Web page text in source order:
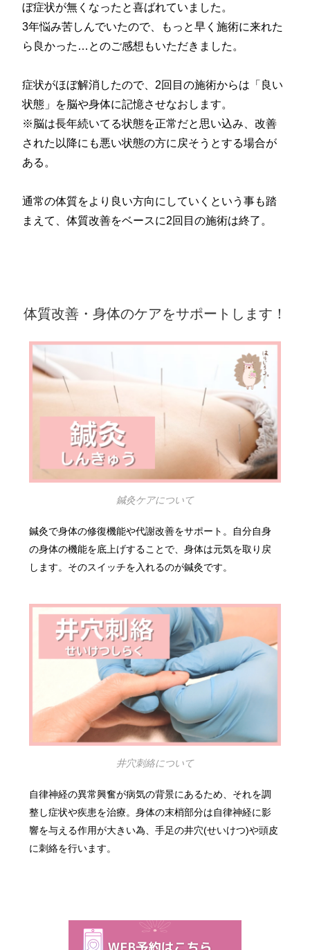
ぼ症状が無くなったと喜ばれていました。
3年悩み苦しんでいたので、もっと早く施術に来れた
ら良かった…とのご感想もいただきました。
症状がほぼ解消したので、2回目の施術からは「良い
状態」を脳や身体に記憶させなおします。
※脳は長年続いてる状態を正常だと思い込み、改善
された以降にも悪い状態の方に戻そうとする場合が
ある。
通常の体質をより良い方向にしていくという事も踏
まえて、体質改善をベースに2回目の施術は終了。
体質改善・身体のケアをサポートします！
鍼灸ケアについて
鍼灸で身体の修復機能や代謝改善をサポート。自分自身
の身体の機能を底上げすることで、身体は元気を取り戻
します。そのスイッチを入れるのが鍼灸です。
井穴刺絡について
自律神経の異常興奮が病気の背景にあるため、それを調
整し症状や疾患を治療。身体の末梢部分は自律神経に影
響を与える作用が大きい為、手足の井穴(せいけつ)や頭皮
に刺絡を行います。